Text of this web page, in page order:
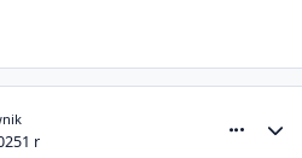
1 r